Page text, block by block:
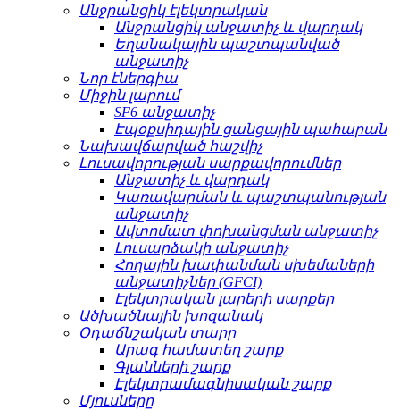
Անջրանցիկ էլեկտրական
Անջրանցիկ անջատիչ և վարդակ
Եղանակային պաշտպանված
անջատիչ
Նոր էներգիա
Միջին լարում
SF6 անջատիչ
Էպօքսիդային ցանցային պահարան
Նախավճարված հաշվիչ
Լուսավորության սարքավորումներ
Անջատիչ և վարդակ
Կառավարման և պաշտպանության
անջատիչ
Ավտոմատ փոխանցման անջատիչ
Լուսարձակի անջատիչ
Հողային խափանման սխեմաների
անջատիչներ (GFCI)
Էլեկտրական լարերի սարքեր
Ածխածնային խոզանակ
Օդաճնշական տարր
Արագ համատեղ շարք
Գլանների շարք
Էլեկտրամագնիսական շարք
Մյուսները